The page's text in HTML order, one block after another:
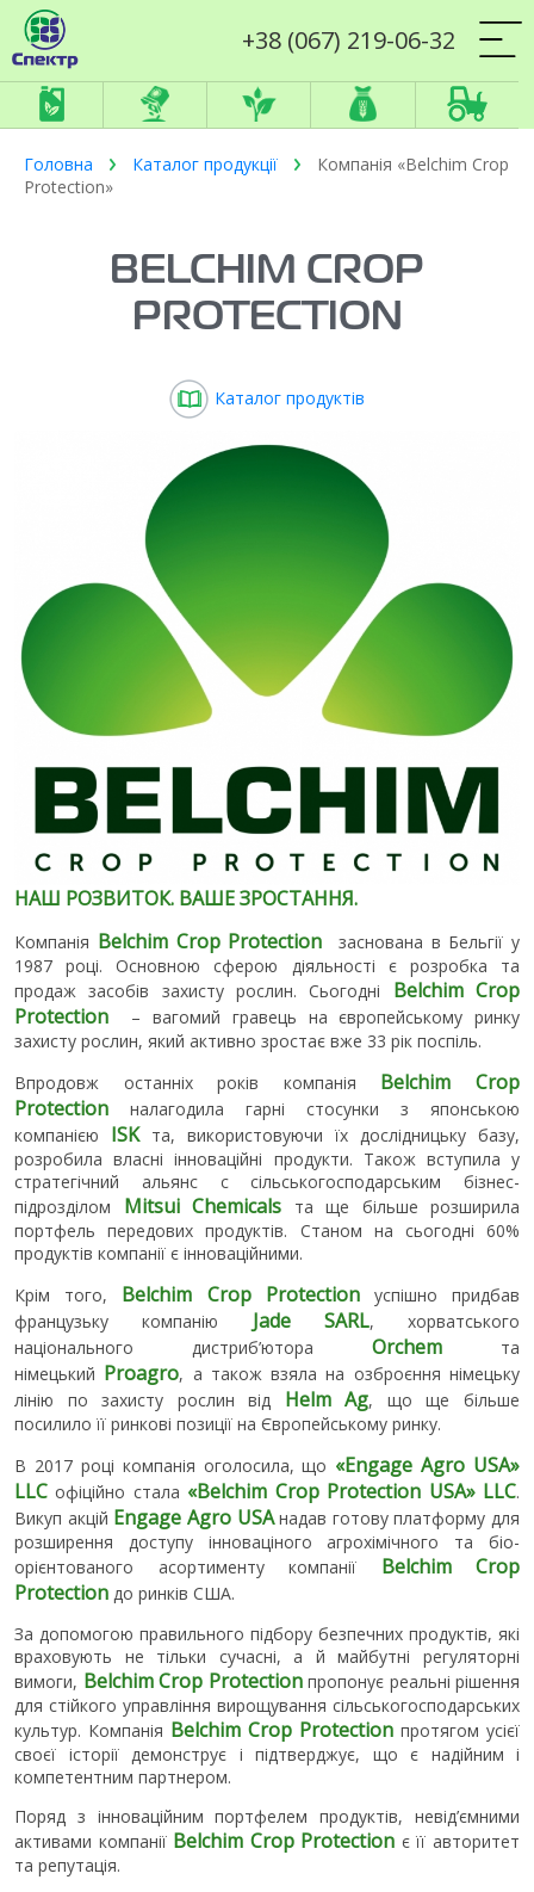
+38 (067) 219-06-32
Головна Каталог продукції
Компанія «Belchim Crop
Protection»
BELCHIM CROP
PROTECTION
Каталог продуктів
НАШ РОЗВИТОК. ВАШЕ ЗРОСТАННЯ.
Компанія Belchim Crop Protection
заснована в Бельгії у
1987 році. Основною сферою діяльності є розробка та
продаж засобів захисту рослин. Сьогодні Belchim Crop
Protection
– вагомий гравець на європейському ринку
захисту рослин, який активно зростає вже 33 рік поспіль.
Впродовж останніх років компанія Belchim Crop
Protection
налагодила гарні стосунки з японською
компанією
ISKта, використовуючи їх дослідницьку базу,
розробила власні інноваційні продукти. Також вступила у
стратегічний альянс с сільськогосподарським бізнес-
підрозділом Mitsui Chemicals
та ще більше розширила
портфель передових продуктів. Станом на сьогодні 60%
продуктів компанії є інноваційними.
Крім того, Belchim Crop Protectionуспішно придбав
французьку компанію Jade SARL, хорватського
національного дистриб’ютора Orchem та
німецький Proagro, а також взяла на озброєння німецьку
лінію по захисту рослин від Helm Ag, що ще більше
посилило її ринкові позиції на Європейському ринку.
В 2017 році компанія оголосила, що «Engage Agro USA»
LLC офіційно стала «Belchim Crop Protection USA» LLC.
Викуп акцій Engage Agro USAнадав готову платформу для
розширення доступу інноваціного агрохімічного та біо-
орієнтованого асортименту компанії Belchim Crop
Protection до ринків США.
За допомогою правильного підбору безпечних продуктів, які
враховують не тільки сучасні, а й майбутні регуляторні
вимоги, Belchim Crop Protectionпропонує реальні рішення
для стійкого управління вирощування сільськогосподарських
культур. Компанія Belchim Crop Protection протягом усієї
своєї історії демонструє і підтверджує, що є надійним і
компетентним партнером.
Поряд з інноваційним портфелем продуктів, невід’ємними
активами компанії Belchim Crop Protection є її авторитет
та репутація.